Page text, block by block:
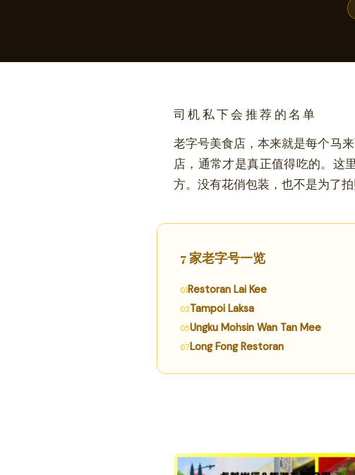
司机私下会推荐的名单
老字号美食店，本来就是每个马
店，通常才是真正值得吃的。这
方。没有花俏包装，也不是为了
7 家老字号一览
Restoran Lai Kee
Tampoi Laksa
Ungku Mohsin Wan Tan Mee
Long Fong Restoran